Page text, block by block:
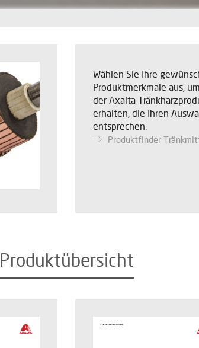
Wählen Sie Ihre
Produktmerkmale aus,
der Axalta
erhalten, die Ihren
entsprechen.
Produktfinder
Produktübersicht